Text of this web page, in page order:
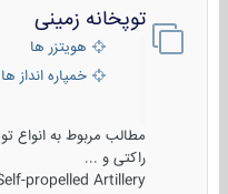
توپخانه زمینی
هویتزر ها
خمپاره انداز ها
مطالب مربوط به انواع
راکتی و ...
propelled Artillery ...